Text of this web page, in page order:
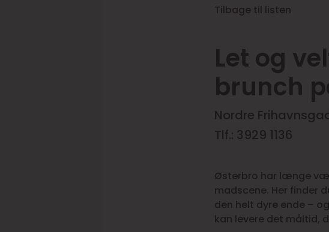
Tilbage til listen
Let og
brunch
Nordre
Tlf.: 3929 1136
Østerbro har længe
madscene. Her finder
den helt dyre ende –
kan levere det måltid,